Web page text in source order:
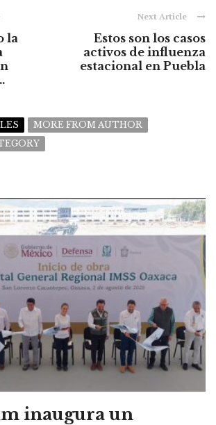
la
Next Article
Estos son los casos
activos de influenza
estacional en Puebla
MORE FROM AUTHOR
inaugura un